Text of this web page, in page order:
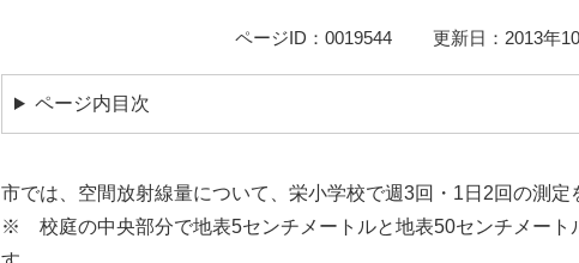
ページID：0019544 更新日：2013年
ページ内目次
市では、空間放射線量について、栄小学校で週3回・1日2回の測定
※ 校庭の中央部分で地表5センチメートルと地表50センチメート